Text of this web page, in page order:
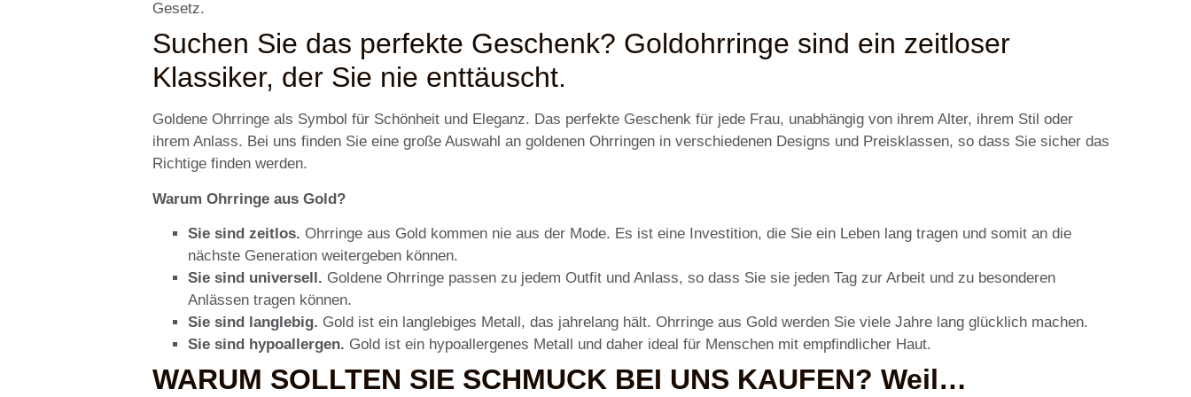
Gesetz.
Suchen Sie das perfekte Geschenk? Goldohrringe sind ein zeitloser
Klassiker, der Sie nie enttäuscht.
Goldene Ohrringe als Symbol für Schönheit und Eleganz. Das perfekte Geschenk für jede Frau, unabhängig von ihrem Alter, ihrem Stil oder
ihrem Anlass. Bei uns finden Sie eine große Auswahl an goldenen Ohrringen in verschiedenen Designs und Preisklassen, so dass Sie sicher das
Richtige finden werden.
Warum Ohrringe aus Gold?
Sie sind zeitlos. Ohrringe aus Gold kommen nie aus der Mode. Es ist eine Investition, die Sie ein Leben lang tragen und somit an die
nächste Generation weitergeben können.
Sie sind universell. Goldene Ohrringe passen zu jedem Outfit und Anlass, so dass Sie sie jeden Tag zur Arbeit und zu besonderen
Anlässen tragen können.
Sie sind langlebig. Gold ist ein langlebiges Metall, das jahrelang hält. Ohrringe aus Gold werden Sie viele Jahre lang glücklich machen.
Sie sind hypoallergen. Gold ist ein hypoallergenes Metall und daher ideal für Menschen mit empfindlicher Haut.
WARUM SOLLTEN SIE SCHMUCK BEI UNS KAUFEN? Weil…